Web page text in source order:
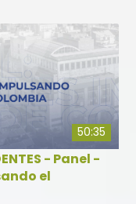
50:35
- Panel -
el